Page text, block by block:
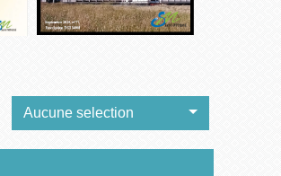
Aucune selection